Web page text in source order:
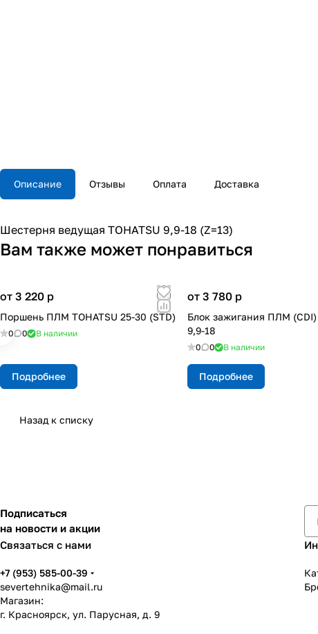
Описание Отзывы Оплата Доставка
Шестерня ведущая TOHATSU 9,9-18 (Z=13)
Вам также может понравиться
от 3 220 p
Поршень ПЛМ TOHATSU 25-30 (STD)
0 0 В наличии
Подробнее
от 3 780 p
Блок зажигания ПЛМ (CDI)
9,9-18
0 0 В наличии
Подробнее
Назад к списку
Подписаться
на новости и акции
Связаться с нами
+7 (953) 585-00-39
severtehnika@mail.ru
Магазин:
г. Красноярск, ул. Парусная, д. 9